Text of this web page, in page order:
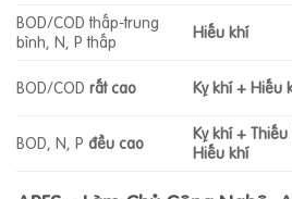
BOD/COD thấp-trung
bình, N, P thấp
Hiếu khí
BOD/COD rất cao Kỵ khí + Hiếu
BOD, N, P đều cao
Kỵ khí +
Hiếu khí